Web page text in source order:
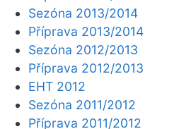
Sezóna 2013/2014
Příprava 2013/2014
Sezóna 2012/2013
Příprava 2012/2013
EHT 2012
Sezóna 2011/2012
Příprava 2011/2012